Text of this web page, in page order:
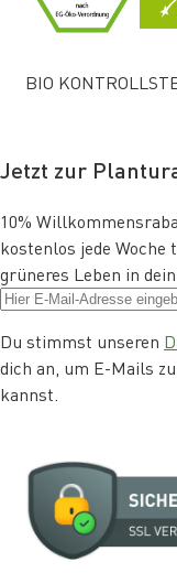
BIO
Jetzt zur
10%
kostenlos jede
grüneres Leben in
Du stimmst unseren
dich an, um E-Mails
kannst.